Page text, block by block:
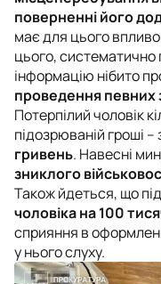
поверненні його
має для цього
цього,
інформацію нібито
проведення певних
Потерпілий чоловік
підозрюваній гроші
гривень. Навесні
зниклого
Також йдеться, що
чоловіка на 100
сприяння в
у нього слуху.